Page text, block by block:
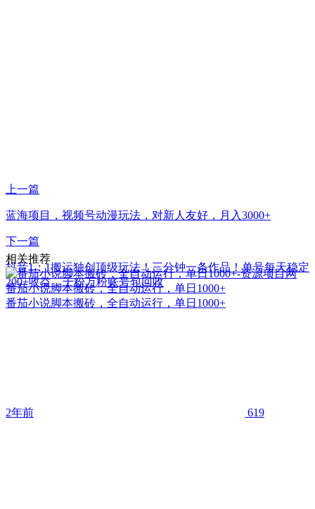
上一篇
蓝海项目，视频号动漫玩法，对新人友好，月入3000+
下一篇
抖音1：1搬运独创顶级玩法！三分钟一条作品！单号每天稳定
200+收益，千粉万粉账号包回收
相关推荐
番茄小说脚本搬砖，全自动运行，单日1000+
番茄小说脚本搬砖，全自动运行，单日1000+
2年前 619